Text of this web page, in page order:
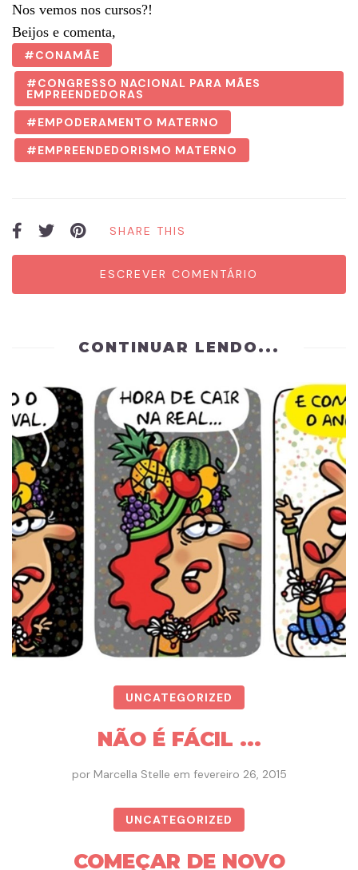
Nos vemos nos cursos?!
Beijos e comenta,
CONAMÃE
CONGRESSO NACIONAL PARA MÃES
EMPREENDEDORAS
EMPODERAMENTO MATERNO
EMPREENDEDORISMO MATERNO
SHARE THIS
ESCREVER COMENTÁRIO
CONTINUAR LENDO...
UNCATEGORIZED
NÃO É FÁCIL ...
por Marcella Stelle em fevereiro 26, 2015
UNCATEGORIZED
COMEÇAR DE NOVO